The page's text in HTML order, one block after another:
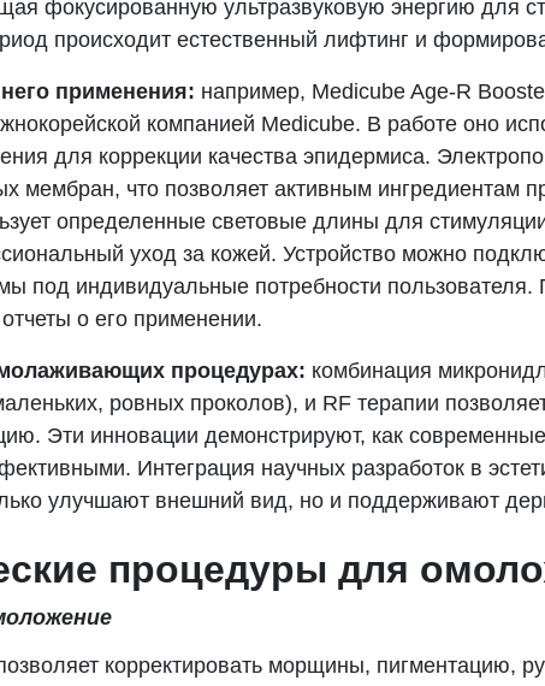
фокусированную ультразвуковую энергию для
происходит естественный лифтинг и
применения: например, Medicube Age-R
компанией Medicube. В работе оно
для коррекции качества эпидермиса.
мембран, что позволяет активным ингредиентам
определенные световые длины для
уход за кожей. Устройство можно
под индивидуальные потребности пользователя.
о его применении.​
процедурах: комбинация
ровных проколов), и RF терапии
Эти инновации демонстрируют, как
Интеграция научных разработок в
улучшают внешний вид, но и поддерживают
процедуры для
корректировать морщины, пигментацию,